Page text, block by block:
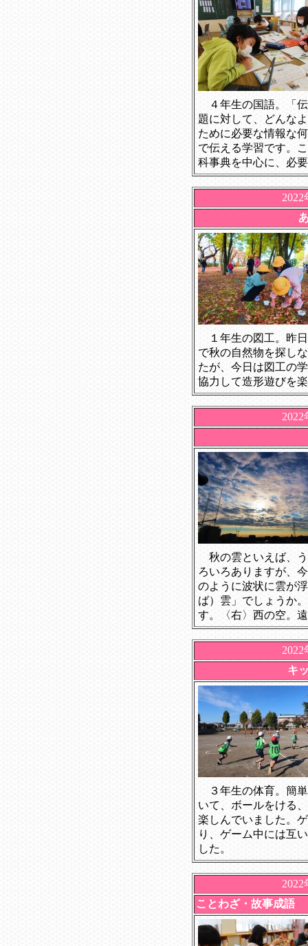
４年生の国語。「
題に対して、どんな
ために必要な情報な
で伝える学習です。
科事典を中心に、必
１年生の図工。昨
で秋の自然物を探し
たが、今日は図工の
協力して造形遊びを
秋の雲といえば、
ろいろありますが、
のように波状に雲が
ば）雲」でしょうか
す。〈右〉西の空。
キ
３年生の体育。簡
いて、ボールをける
楽しんでいました。
り、ゲーム中には互
した。
ことわざ・故事成語